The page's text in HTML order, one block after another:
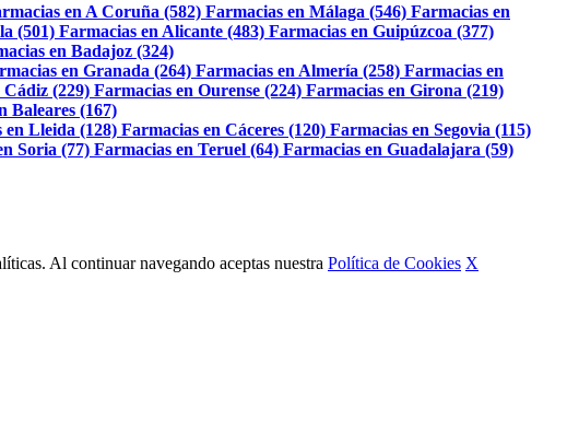
en A Coruña (582) Farmacias en Málaga (546) Farmacias en
(501) Farmacias en Alicante (483) Farmacias en Guipúzcoa (377)
en Badajoz (324)
en Granada (264) Farmacias en Almería (258) Farmacias en
(229) Farmacias en Ourense (224) Farmacias en Girona (219)
Baleares (167)
en Lleida (128) Farmacias en Cáceres (120) Farmacias en Segovia (115)
Soria (77) Farmacias en Teruel (64) Farmacias en Guadalajara (59)
Al continuar navegando aceptas nuestra Política de Cookies X